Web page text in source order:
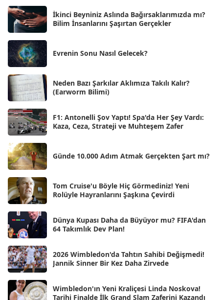
Eki 2025
Eyl 2025 [56]
Ağu 2025
Tem 2025
Haz 2025
May 2025 [54]
Nis 2025 [56]
Mar 2025
Şub 2025
Oca 2025
Ara 2024 [25]
Kas 2024
Eki 2024 [46]
Eyl 2024
Ağu 2024 [10]
Tem 2024
Haz 2024 [30]
İkinci Beyniniz Aslında Bağırsaklarımızda mı?
Bilim İnsanlarını Şaşırtan Gerçekler
Evrenin Sonu Nasıl Gelecek?
Neden Bazı Şarkılar Aklımıza Takılı Kalır?
(Earworm Bilimi)
F1: Antonelli Şov Yaptı! Spa'da Her Şey Vardı:
Kaza, Ceza, Strateji ve Muhteşem Zafer
Günde 10.000 Adım Atmak Gerçekten Şart mı?
Tom Cruise'u Böyle Hiç Görmediniz! Yeni
Rolüyle Hayranlarını Şaşkına Çevirdi
Dünya Kupası Daha da Büyüyor mu? FIFA'dan
64 Takımlık Dev Plan!
2026 Wimbledon'da Tahtın Sahibi Değişmedi!
Jannik Sinner Bir Kez Daha Zirvede
Wimbledon'ın Yeni Kraliçesi Linda Noskova!
Tarihi Finalde İlk Grand Slam Zaferini Kazandı